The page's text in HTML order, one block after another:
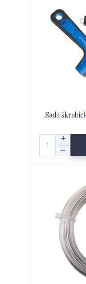
Sada